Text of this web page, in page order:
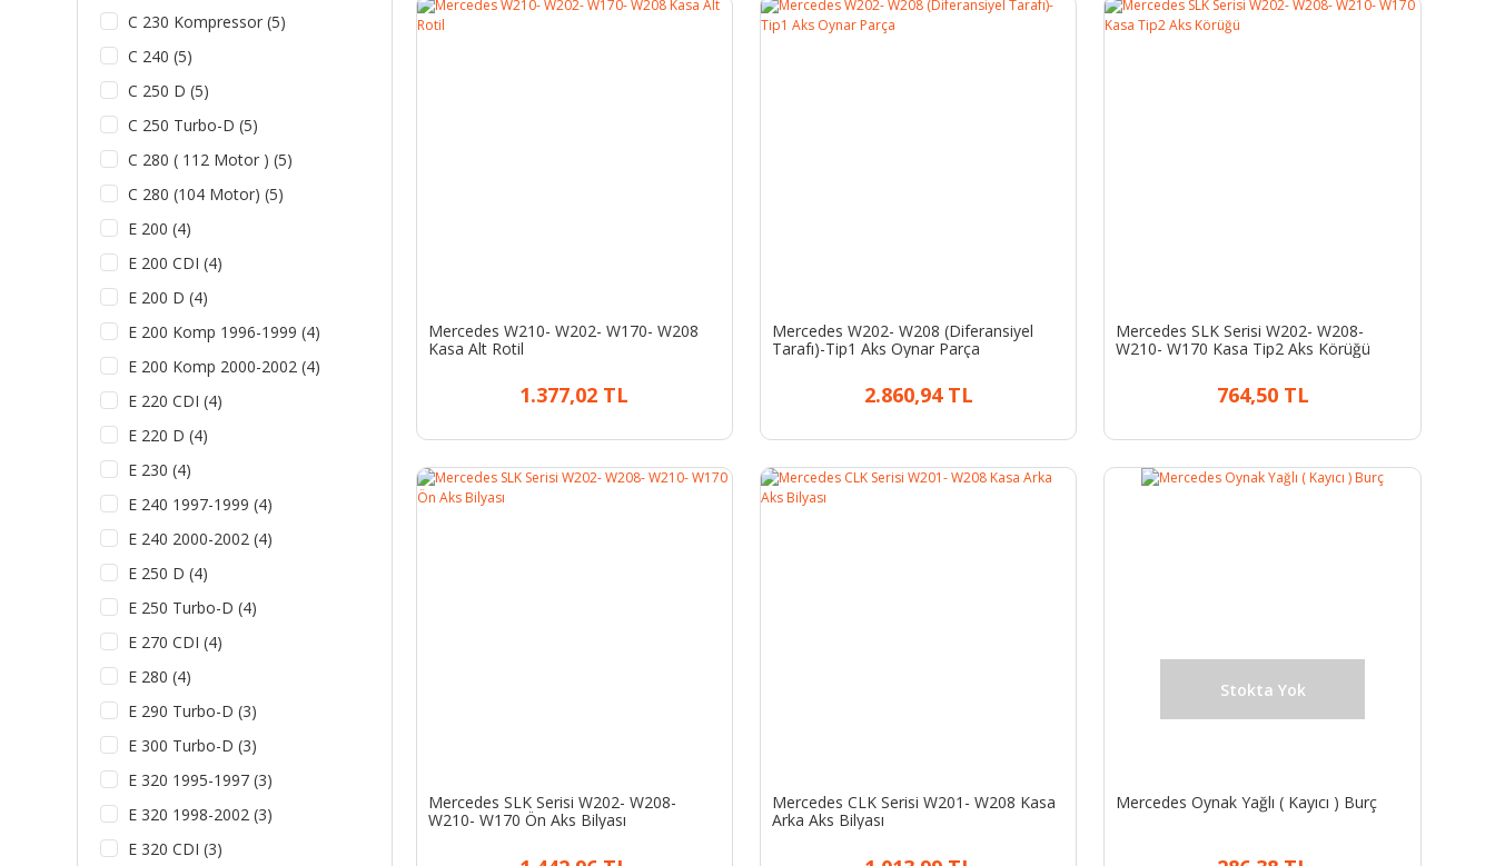
C 230 Kompressor (5)
C 240 (5)
C 250 D (5)
C 250 Turbo-D (5)
C 280 ( 112 Motor ) (5)
C 280 (104 Motor) (5)
E 200 (4)
E 200 CDI (4)
E 200 D (4)
E 200 Komp 1996-1999 (4)
E 200 Komp 2000-2002 (4)
E 220 CDI (4)
E 220 D (4)
E 230 (4)
E 240 1997-1999 (4)
E 240 2000-2002 (4)
E 250 D (4)
E 250 Turbo-D (4)
E 270 CDI (4)
E 280 (4)
E 290 Turbo-D (3)
E 300 Turbo-D (3)
E 320 1995-1997 (3)
E 320 1998-2002 (3)
E 320 CDI (3)
Mercedes W210- W202- W170- W208
Kasa Alt Rotil
1.377,02 TL
Mercedes W202- W208 (Diferansiyel
Tarafı)-Tip1 Aks Oynar Parça
2.860,94 TL
Mercedes SLK Serisi W202- W208-
W210- W170 Kasa Tip2 Aks Körüğü
764,50 TL
Mercedes SLK Serisi W202- W208-
W210- W170 Ön Aks Bilyası
Mercedes CLK Serisi W201- W208 Kasa
Arka Aks Bilyası
Stokta Yok
Mercedes Oynak Yağlı ( Kayıcı ) Burç